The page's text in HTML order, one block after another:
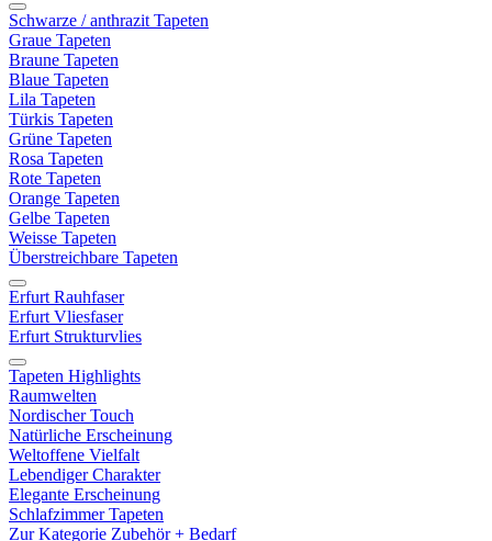
Schwarze / anthrazit Tapeten
Graue Tapeten
Braune Tapeten
Blaue Tapeten
Lila Tapeten
Türkis Tapeten
Grüne Tapeten
Rosa Tapeten
Rote Tapeten
Orange Tapeten
Gelbe Tapeten
Weisse Tapeten
Überstreichbare Tapeten
Erfurt Rauhfaser
Erfurt Vliesfaser
Erfurt Strukturvlies
Tapeten Highlights
Raumwelten
Nordischer Touch
Natürliche Erscheinung
Weltoffene Vielfalt
Lebendiger Charakter
Elegante Erscheinung
Schlafzimmer Tapeten
Zur Kategorie Zubehör + Bedarf